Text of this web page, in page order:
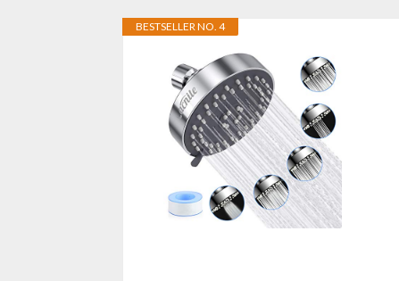
BESTSELLER NO. 4